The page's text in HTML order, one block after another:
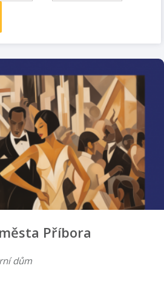
Příbora
dům